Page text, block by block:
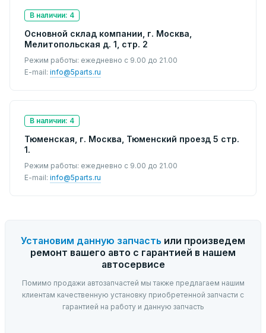
В наличии: 4
Основной склад компании, г. Москва,
Мелитопольская д. 1, стр. 2
Режим работы: ежедневно с 9.00 до 21.00
E-mail: info@5parts.ru
В наличии: 4
Тюменская, г. Москва, Тюменский проезд 5 стр.
1.
Режим работы: ежедневно с 9.00 до 21.00
E-mail: info@5parts.ru
Установим данную запчасть или произведем
ремонт вашего авто с гарантией в нашем
автосервисе
Помимо продажи автозапчастей мы также предлагаем нашим
клиентам качественную установку приобретенной запчасти с
гарантией на работу и данную запчасть